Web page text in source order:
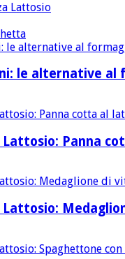
Lattosio
le alternative al
Lattosio: Panna
Lattosio: